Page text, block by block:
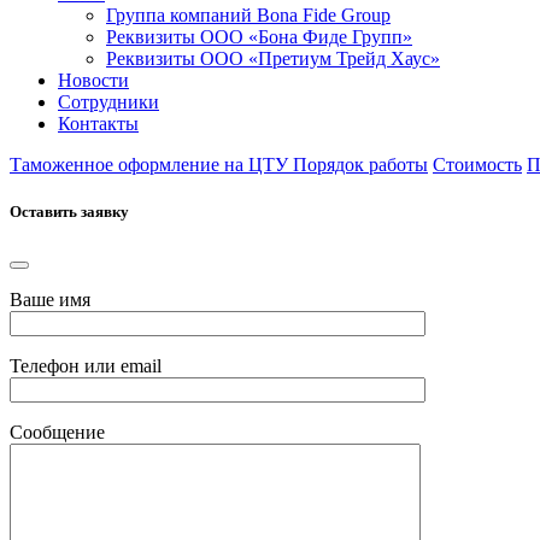
Группа компаний Bona Fide Group
Реквизиты ООО «Бона Фиде Групп»
Реквизиты ООО «Претиум Трейд Хаус»
Новости
Сотрудники
Контакты
Таможенное оформление на ЦТУПорядок работы Стоимость
Оставить заявку
Ваше имя
Телефон или email
Сообщение